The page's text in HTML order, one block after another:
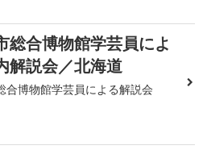
総合博物館学芸員によ
解説会／北海道
合博物館学芸員による解説会